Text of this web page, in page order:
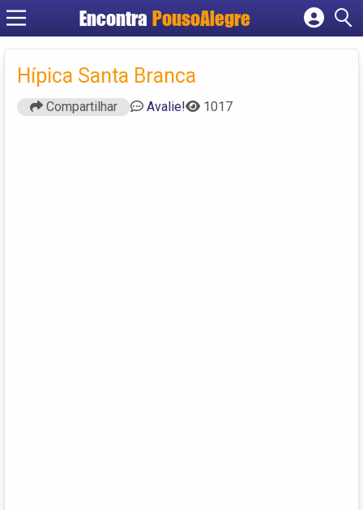
Encontra PousoAlegre
Cadastrar empresa
Criar conta
Hípica Santa Branca
Compartilhar Avalie! 1017